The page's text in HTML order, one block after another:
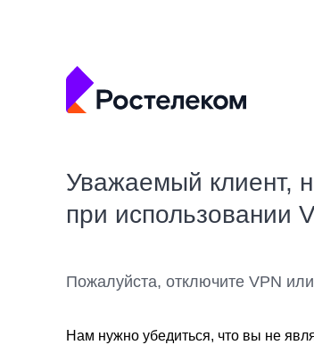
Уважаемый клиент,
при использовании
Пожалуйста, отключите VPN
Нам нужно убедиться, что вы не